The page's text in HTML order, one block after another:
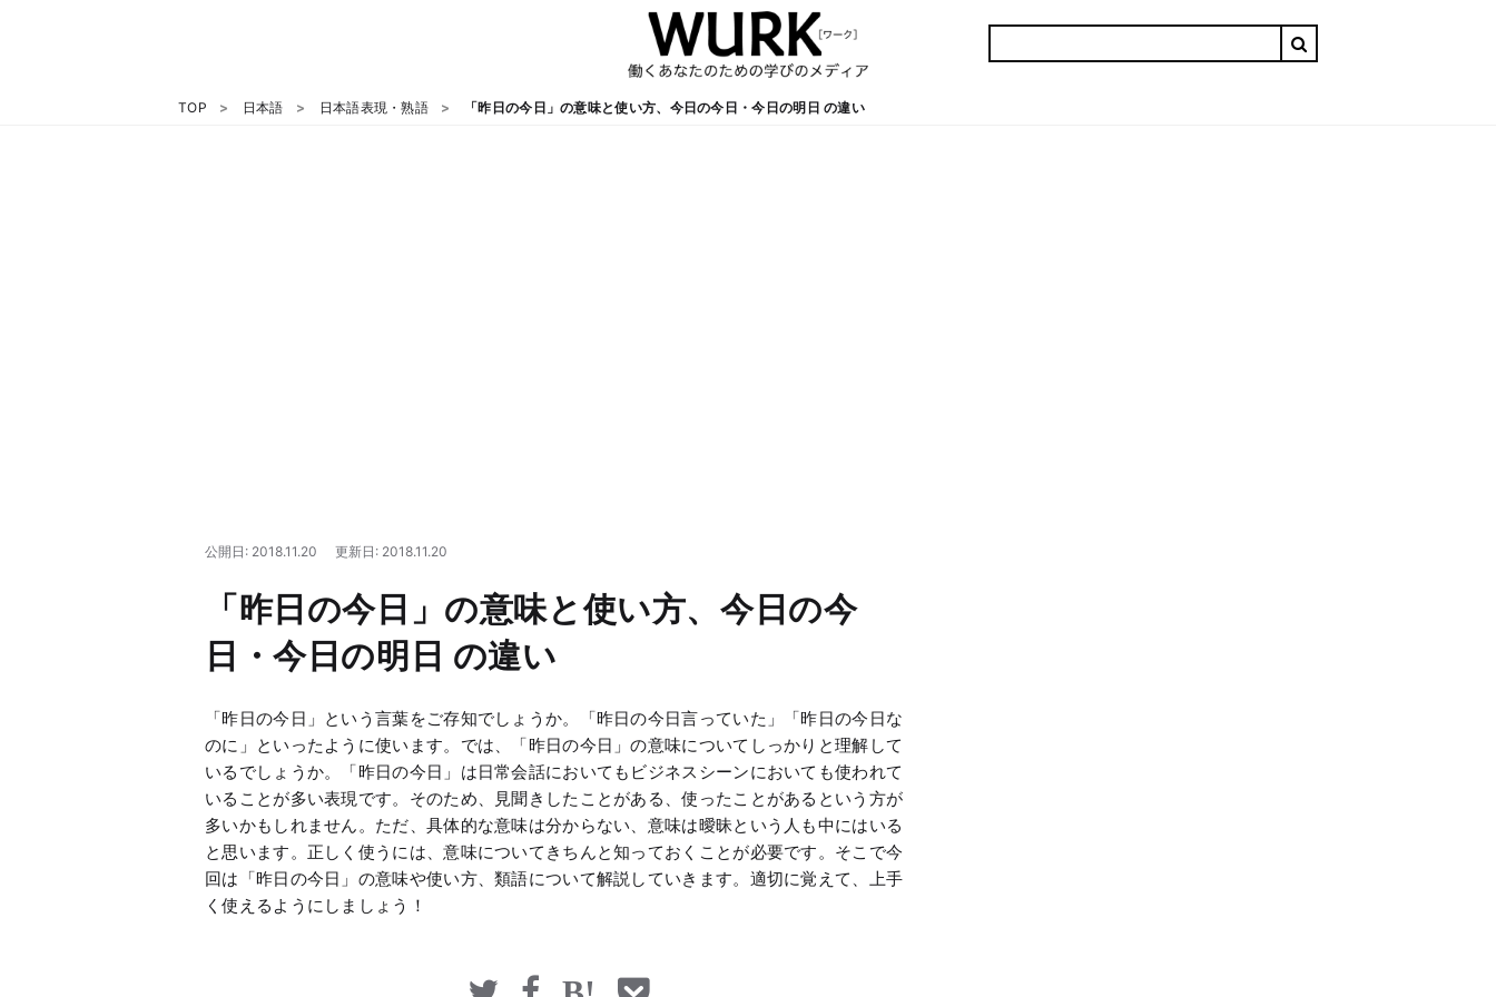
TOP 日本語 日本語表現・熟語 「昨日の今日」の意味と使い方、今日の今日・今日の明日 の違い
公開日: 2018.11.20 更新日: 2018.11.20
「昨日の今日」の意味と使い方、今日の今
日・今日の明日 の違い
「昨日の今日」という言葉をご存知でしょうか。「昨日の今日言っていた」「昨日の今日な
のに」といったように使います。では、「昨日の今日」の意味についてしっかりと理解して
いるでしょうか。「昨日の今日」は日常会話においてもビジネスシーンにおいても使われて
いることが多い表現です。そのため、見聞きしたことがある、使ったことがあるという方が
多いかもしれません。ただ、具体的な意味は分からない、意味は曖昧という人も中にはいる
と思います。正しく使うには、意味についてきちんと知っておくことが必要です。そこで今
回は「昨日の今日」の意味や使い方、類語について解説していきます。適切に覚えて、上手
く使えるようにしましょう！